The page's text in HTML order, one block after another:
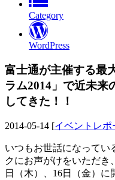
Category
WordPress
富士通が主催する最
ラム2014」で近未
してきた！！
2014-05-14 [イベントレポ
いつもお世話になってい
クにお声がけをいただき
日（木）、16日（金）に